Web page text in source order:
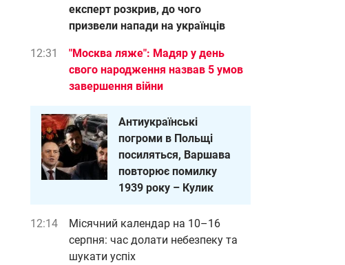
експерт розкрив, до чого
призвели напади на українців
12:31
"Москва ляже": Мадяр у день
свого народження назвав 5 умов
завершення війни
Антиукраїнські
погроми в Польщі
посиляться, Варшава
повторює помилку
1939 року – Кулик
12:14
Місячний календар на 10–16
серпня: час долати небезпеку та
шукати успіх